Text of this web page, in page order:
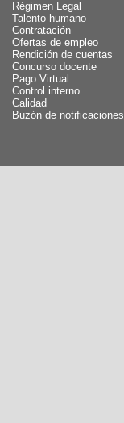
Régimen Legal
Talento humano
Contratación
Ofertas de empleo
Rendición de cuentas
Concurso docente
Pago Virtual
Control interno
Calidad
Buzón de notificaciones